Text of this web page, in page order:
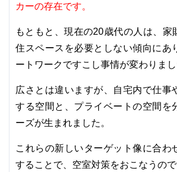
カーの存在です。
もともと、現在の20歳代の人は、家
住スペースを必要としない傾向にあ
ートワークですこし事情が変わりまし
広さとは違いますが、自宅内で仕事
する空間と、プライベートの空間を
ーズが生まれました。
これらの新しいターゲット像に合わ
することで、空室対策をおこなうので